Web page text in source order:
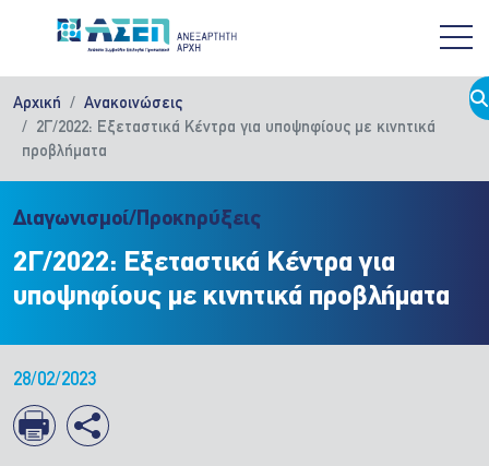
Αρχική
Ανακοινώσεις
2Γ/2022: Εξεταστικά Κέντρα για υποψηφίους με κινητικά
προβλήματα
Διαγωνισμοί/Προκηρύξεις
2Γ/2022: Εξεταστικά Κέντρα για
υποψηφίους με κινητικά προβλήματα
28/02/2023